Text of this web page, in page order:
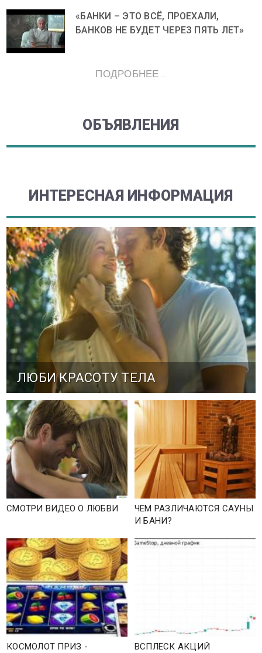
«БАНКИ – ЭТО ВСЁ, ПРОЕХАЛИ,
БАНКОВ НЕ БУДЕТ ЧЕРЕЗ ПЯТЬ ЛЕТ»
ПОДРОБНЕЕ ...
ОБЪЯВЛЕНИЯ
ИНТЕРЕСНАЯ ИНФОРМАЦИЯ
ЛЮБИ КРАСОТУ ТЕЛА
СМОТРИ ВИДЕО О ЛЮБВИ
ЧЕМ РАЗЛИЧАЮТСЯ САУНЫ
И БАНИ?
КОСМОЛОТ ПРИЗ -
ВСПЛЕСК АКЦИЙ